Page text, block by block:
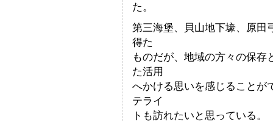
た。
第三海堡、貝山地下壕、原田
得た
ものだが、地域の方々の保
た活用
へかける思いを感じることが
テライ
トも訪れたい